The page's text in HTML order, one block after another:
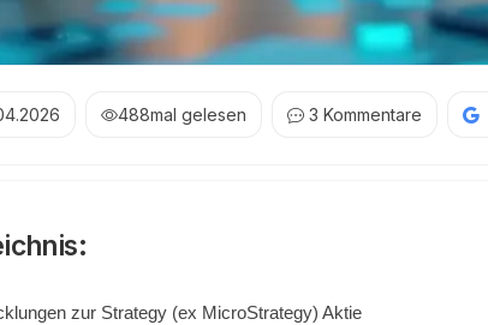
488mal gelesen 3 Kommentare
zur Strategy (ex MicroStrategy) Aktie